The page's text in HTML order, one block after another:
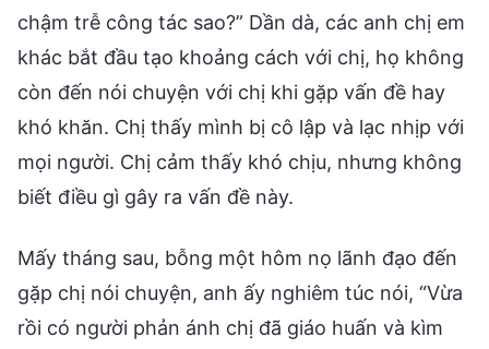
chậm trễ công tác sao?” Dần dà, các anh chị em
khác bắt đầu tạo khoảng cách với chị, họ không
còn đến nói chuyện với chị khi gặp vấn đề hay
khó khăn. Chị thấy mình bị cô lập và lạc nhịp với
mọi người. Chị cảm thấy khó chịu, nhưng không
biết điều gì gây ra vấn đề này.
Mấy tháng sau, bỗng một hôm nọ lãnh đạo đến
gặp chị nói chuyện, anh ấy nghiêm túc nói, “Vừa
rồi có người phản ánh chị đã giáo huấn và kìm